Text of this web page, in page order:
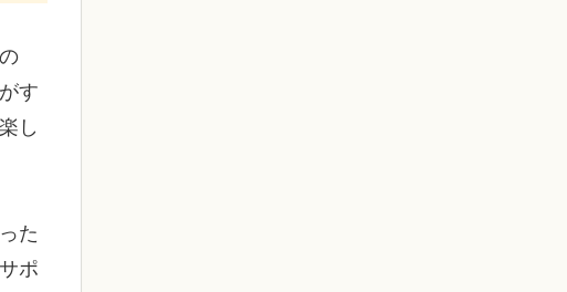
す
し
た
ポ